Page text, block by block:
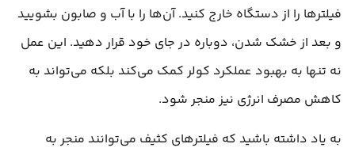
فیلترها را از دستگاه خارج کنید. آن‌ها را با آب و صابون بشویید
و بعد از خشک شدن، دوباره در جای خود قرار دهید. این عمل
نه تنها به بهبود عملکرد کولر کمک می‌کند بلکه می‌تواند به
کاهش مصرف انرژی نیز منجر شود.
به یاد داشته باشید که فیلترهای کثیف می‌توانند منجر به